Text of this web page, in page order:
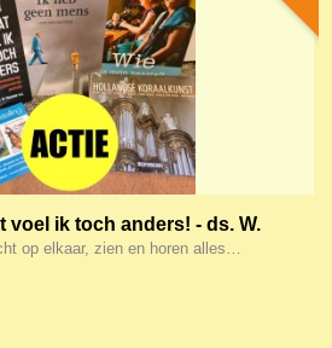
voel ik toch anders! - ds. W.
- E.J. Brouwer - 1 + 3 GRATIS
op elkaar, zien en horen alles…